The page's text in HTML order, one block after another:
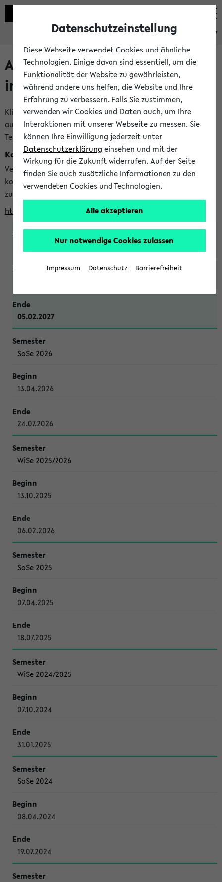
eKVV
Alle veröffentlichten Semester
im eKVV
Klicken Sie auf das Semester, welches Sie für Ihre Sitzung
auswählen möchten. Bitte beachten Sie auch die weiteren
Termine imKalender der Lehrplanung
Kalenderintegration
Verwenden Sie die folgende Adresse, um mit einer
kompatiblen Kalenderanwendung auf die Vorlesungszeiten
zuzugreifen (nähere Informationen
finden Sie hier
https://ekvv.uni-bielefeld.de/ws/calendar?vz
WiSe 2026/2027
05.02.2027
SoSe 2026
13.04.2026
24.07.2026
WiSe 2025/2026
13.10.2025
06.02.2026
SoSe 2025
07.04.2025
18.07.2025
WiSe 2024/2025
07.10.2024
31.01.2025
SoSe 2024
08.04.2024
19.07.2024
Datenschutzeinstellung
Diese Webseite verwendet Cookies und ähnliche
Technologien. Einige davon sind essentiell, um die
Funktionalität der Website zu gewährleisten,
während andere uns helfen, die Website und Ihre
Erfahrung zu verbessern. Falls Sie zustimmen,
verwenden wir Cookies und Daten auch, um Ihre
Interaktionen mit unserer Webseite zu messen. Sie
können Ihre Einwilligung jederzeit unter
Datenschutzerklärung einsehen und mit der
Wirkung für die Zukunft widerrufen. Auf der Seite
finden Sie auch zusätzliche Informationen zu den
verwendeten Cookies und Technologien.
Alle akzeptieren
Nur notwendige Cookies zulassen
Impressum Datenschutz Barrierefreiheit